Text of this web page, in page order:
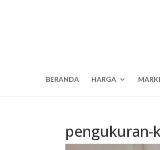
BERANDA HARGA
pengukuran-